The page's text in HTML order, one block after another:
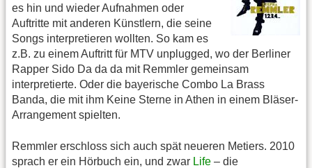
es hin und wieder Aufnahmen oder
Auftritte mit anderen Künstlern, die seine
Songs interpretieren wollten. So kam es
z.B. zu einem Auftritt für MTV unplugged, wo der Berliner
Rapper Sido Da da da mit Remmler gemeinsam
interpretierte. Oder die bayerische Combo La Brass
Banda, die mit ihm Keine Sterne in Athen in einem Bläser-
Arrangement spielten.
Remmler erschloss sich auch spät neueren Metiers. 2010
sprach er ein Hörbuch ein, und zwar Life – die